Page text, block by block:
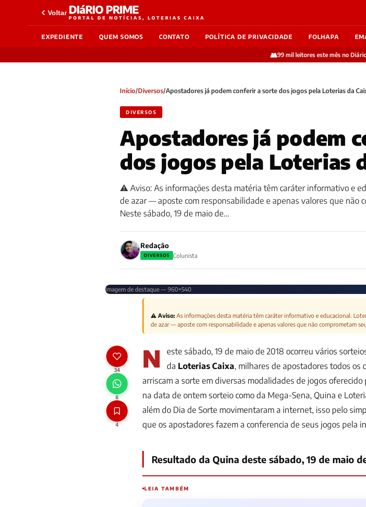
Voltar DIáRIO PRIME
PORTAL DE NOTÍCIAS, LOTERIAS CAIXA
EXPEDIENTE QUEM SOMOS CONTATO POLÍTICA DE PRIVACIDADE FOLHAPA
👥99 mil leitores este mês no
Início/Diversos/Apostadores já podem conferir a sorte dos jogos pela Loterias da
DIVERSOS
Apostadores já podem
dos jogos pela Loterias
⚠️ Aviso: As informações desta matéria têm caráter informativo e
de azar — aposte com responsabilidade e apenas valores que não
Neste sábado, 19 de maio de…
Redação
DIVERSOS Colunista
Imagem de destaque — 960×540
34
6
4
⚠️ Aviso: As informações desta matéria têm caráter informativo e educacional.
de azar — aposte com responsabilidade e apenas valores que não comprometam
N
este sábado, 19 de maio de 2018 ocorreu vários
da Loterias Caixa, milhares de apostadores todos os
arriscam a sorte em diversas modalidades de jogos oferecido
na data de ontem sorteio como da Mega-Sena, Quina e
além do Dia de Sorte movimentaram a internet, isso pelo
que os apostadores fazem a conferencia de seus jogos pela
Resultado da Quina deste sábado, 19 de maio
LEIA TAMBÉM